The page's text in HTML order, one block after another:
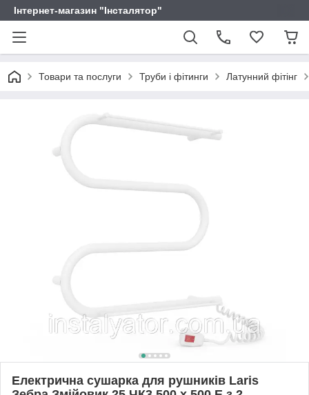
Інтернет-магазин "Інсталятор"
Товари та послуги Труби і фітинги Латунний фітінг
Електрична сушарка для рушників Laris